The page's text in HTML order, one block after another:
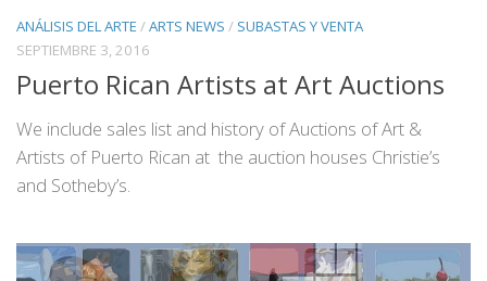
ANÁLISIS DEL ARTE /ARTS NEWS / SUBASTAS Y VENTA
SEPTIEMBRE 3, 2016
Puerto Rican Artists at Art Auctions
We include sales list and history of Auctions of Art &
Artists of Puerto Rican at the auction houses Christie’s
and Sotheby’s.